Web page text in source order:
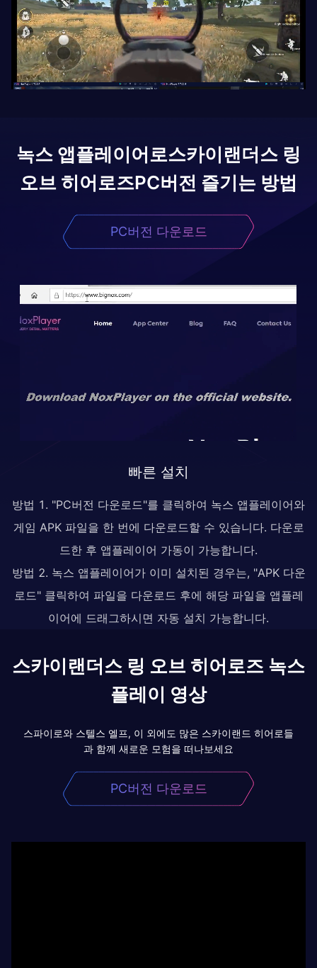
녹스 앱플레이어로스카이랜더스 링
오브 히어로즈PC버전 즐기는 방법
PC버전 다운로드
빠른 설치
방법 1. "PC버전 다운로드"를 클릭하여 녹스 앱플레이어와
게임 APK 파일을 한 번에 다운로드할 수 있습니다. 다운로
드한 후 앱플레이어 가동이 가능합니다.
방법 2. 녹스 앱플레이어가 이미 설치된 경우는, "APK 다운
로드" 클릭하여 파일을 다운로드 후에 해당 파일을 앱플레
이어에 드래그하시면 자동 설치 가능합니다.
스카이랜더스 링 오브 히어로즈 녹스
플레이 영상
스파이로와 스텔스 엘프, 이 외에도 많은 스카이랜드 히어로들
과 함께 새로운 모험을 떠나보세요
PC버전 다운로드